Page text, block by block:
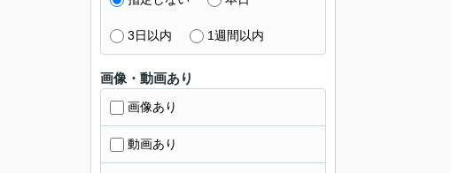
3日以内 1週間以内
画像・動画あり
画像あり
動画あり